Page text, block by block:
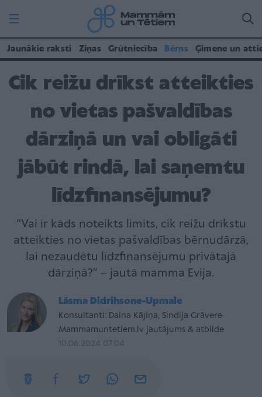
Jaunākie raksti Ziņas Grūtniecība Bērns Ģimene un
Cik reižu drīkst atteikties
no vietas pašvaldības
dārziņā un vai obligāti
jābūt rindā, lai saņemtu
līdzfinansējumu?
“Vai ir kāds noteikts limits, cik reižu drīkstu
atteikties no vietas pašvaldības bērnudārzā,
lai nezaudētu līdzfinansējumu privātajā
dārziņā?” – jautā mamma Evija.
Lāsma Didrihsone-Upmale
Konsultanti: Daina Kājiņa, Sindija Grāvere
Mammamuntetiem.lv jautājums & atbilde
10.06.2024 07:04